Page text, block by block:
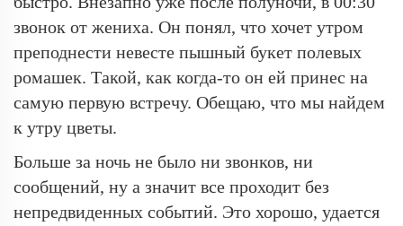
звонок от жениха. Он понял, что хочет утром
преподнести невесте пышный букет полевых
ромашек. Такой, как когда-то он ей принес на
самую первую встречу. Обещаю, что мы найдем
к утру цветы.
Больше за ночь не было ни звонков, ни
сообщений, ну а значит все проходит без
непредвиденных событий. Это хорошо, удается